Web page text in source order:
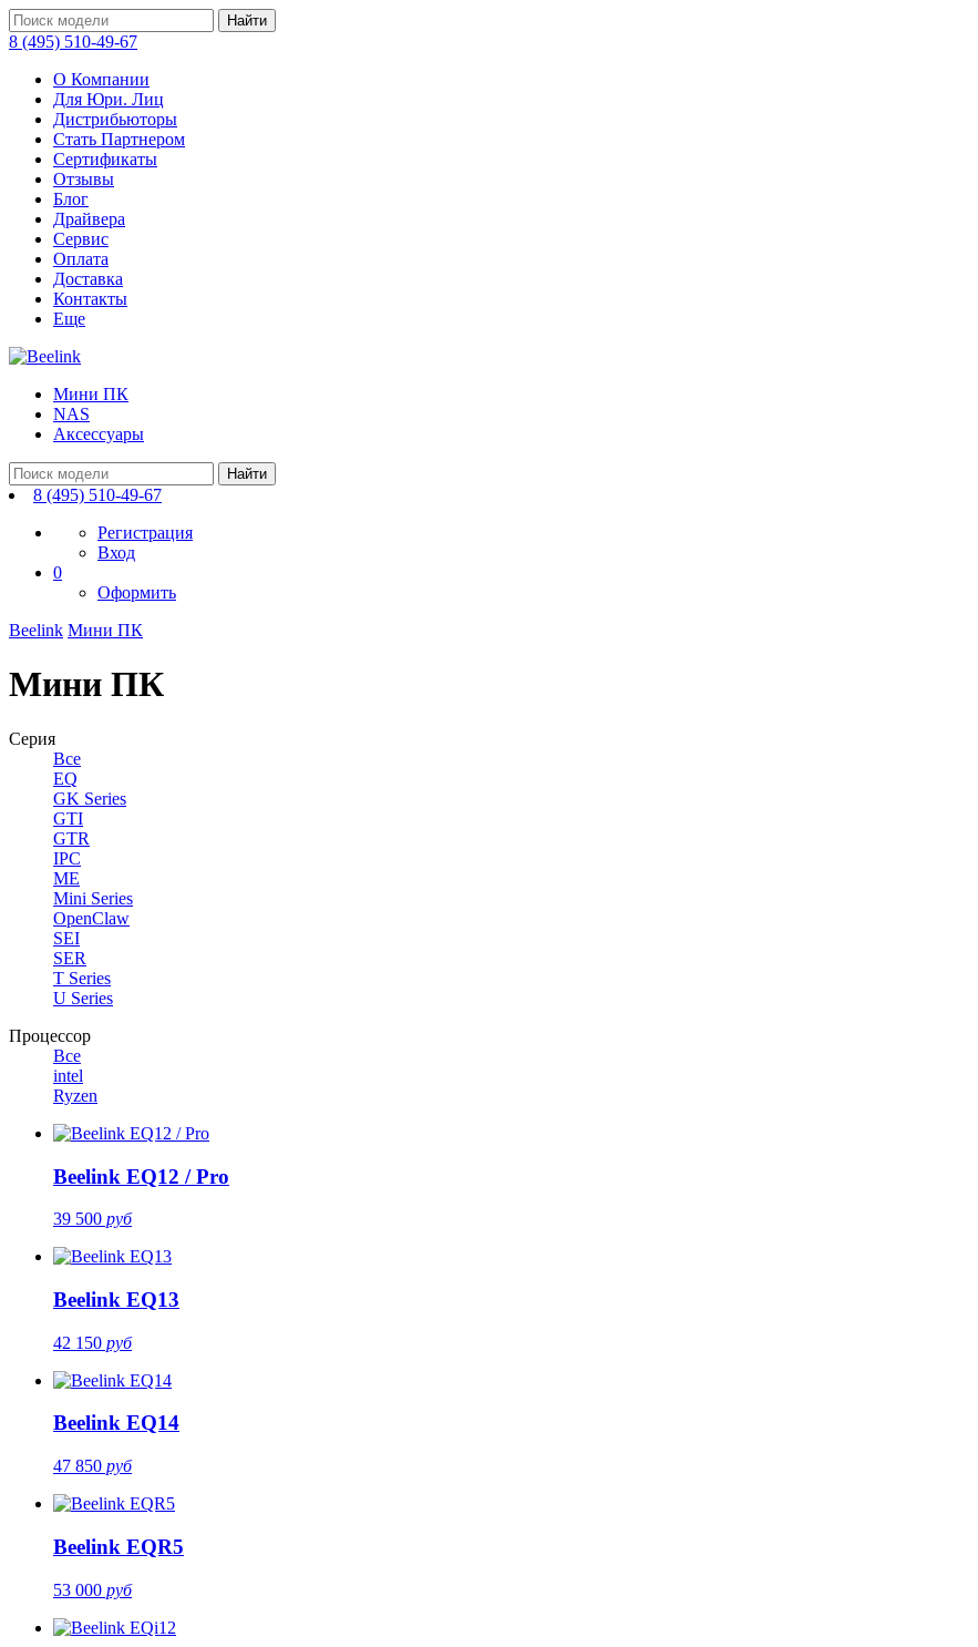
Найти
8 (495) 510-49-67
О Компании
Для Юри. Лиц
Дистрибьюторы
Стать Партнером
Сертификаты
Отзывы
Блог
Драйвера
Сервис
Оплата
Доставка
Контакты
Еще
Мини ПК
NAS
Аксессуары
Найти
8 (495) 510-49-67
Регистрация
Вход
0
Оформить
Beelink Мини ПК
Мини ПК
Серия
Все
EQ
GK Series
GTI
GTR
IPC
ME
Mini Series
OpenClaw
SEI
SER
T Series
U Series
Процессор
Все
intel
Ryzen
Beelink EQ12 / Pro
39 500 руб
Beelink EQ13
42 150 руб
Beelink EQ14
47 850 руб
Beelink EQR5
53 000 руб